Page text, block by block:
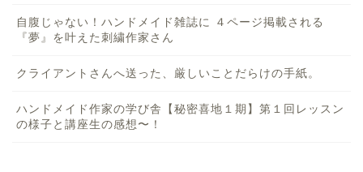
自腹じゃない！ハンドメイド雑誌に ４ページ掲載される
『夢』を叶えた刺繍作家さん
クライアントさんへ送った、厳しいことだらけの手紙。
ハンドメイド作家の学び舎【秘密喜地１期】第１回レッスン
の様子と講座生の感想〜！